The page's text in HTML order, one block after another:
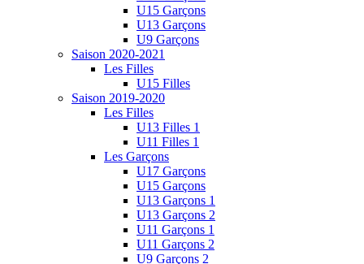
U15 Garçons
U13 Garçons
U9 Garçons
Saison 2020-2021
Les Filles
U15 Filles
Saison 2019-2020
Les Filles
U13 Filles 1
U11 Filles 1
Les Garçons
U17 Garçons
U15 Garçons
U13 Garçons 1
U13 Garçons 2
U11 Garçons 1
U11 Garçons 2
U9 Garçons 2